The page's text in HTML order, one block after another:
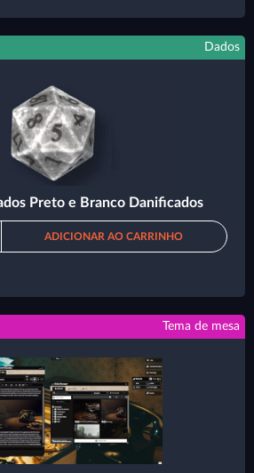
Dados
Preto e Branco Danificados
ADICIONAR AO CARRINHO
Tema de mesa